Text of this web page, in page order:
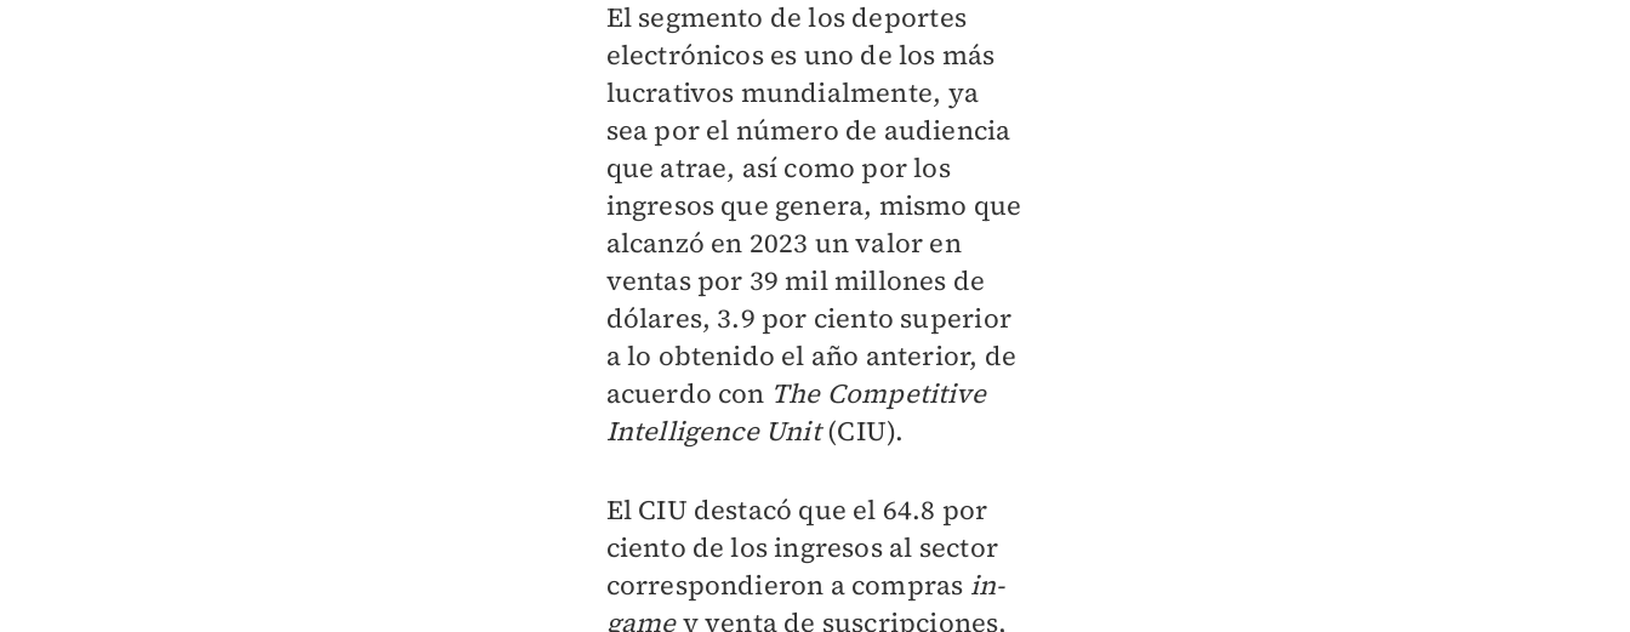
El segmento de los deportes
electrónicos es uno de los más
lucrativos mundialmente, ya
sea por el número de audiencia
que atrae, así como por los
ingresos que genera, mismo que
alcanzó en 2023 un valor en
ventas por 39 mil millones de
dólares, 3.9 por ciento superior
a lo obtenido el año anterior, de
acuerdo con The Competitive
Intelligence Unit(CIU).
El CIU destacó que el 64.8 por
ciento de los ingresos al sector
correspondieron a compras in-
gamey venta de suscripciones,